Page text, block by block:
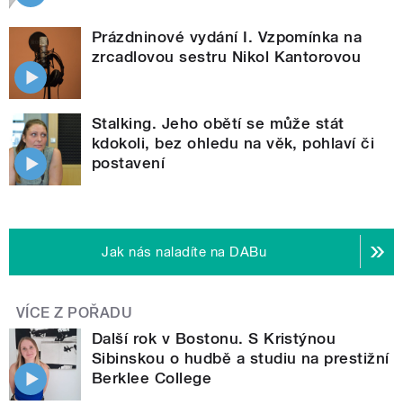
Prázdninové vydání I. Vzpomínka na
zrcadlovou sestru Nikol Kantorovou
Stalking. Jeho obětí se může stát
kdokoli, bez ohledu na věk, pohlaví či
postavení
Jak nás naladíte na DABu
VÍCE Z POŘADU
Další rok v Bostonu. S Kristýnou
Sibinskou o hudbě a studiu na prestižní
Berklee College